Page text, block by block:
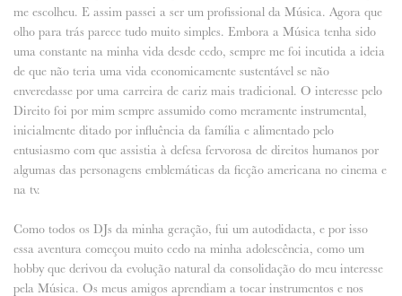
me escolheu. E assim passei a ser um profissional da Música. Agora que
olho para trás parece tudo muito simples. Embora a Música tenha sido
uma constante na minha vida desde cedo, sempre me foi incutida a ideia
de que não teria uma vida economicamente sustentável se não
enveredasse por uma carreira de cariz mais tradicional. O interesse pelo
Direito foi por mim sempre assumido como meramente instrumental,
inicialmente ditado por influência da família e alimentado pelo
entusiasmo com que assistia à defesa fervorosa de direitos humanos por
algumas das personagens emblemáticas da ficção americana no cinema e
na tv.
Como todos os DJs da minha geração, fui um autodidacta, e por isso
essa aventura começou muito cedo na minha adolescência, como um
hobby que derivou da evolução natural da consolidação do meu interesse
pela Música. Os meus amigos aprendiam a tocar instrumentos e nos